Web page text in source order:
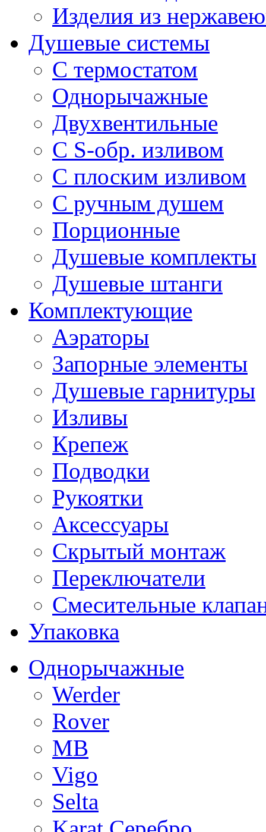
Изделия из
Душевые системы
С термостатом
Однорычажные
Двухвентильные
С S-обр. изливом
С плоским изливом
С ручным душем
Порционные
Душевые комплекты
Душевые штанги
Комплектующие
Аэраторы
Запорные элементы
Душевые гарнитуры
Изливы
Крепеж
Подводки
Рукоятки
Аксессуары
Скрытый монтаж
Переключатели
Смесительные
Упаковка
Однорычажные
Werder
Rover
MB
Vigo
Selta